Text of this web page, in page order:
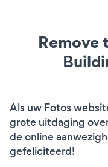
Remove
Als uw Fotos
grote uitdaging
de online
gefeliciteerd!